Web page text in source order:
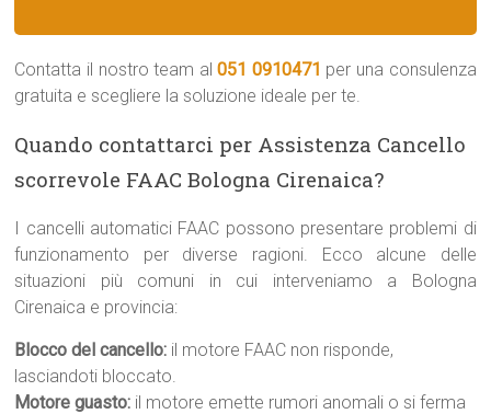
Contatta il nostro team al051 0910471 per una consulenza
gratuita e scegliere la soluzione ideale per te.
Quando contattarci per Assistenza Cancello
scorrevole FAAC Bologna Cirenaica?
I cancelli automatici FAAC possono presentare problemi di
funzionamento per diverse ragioni. Ecco alcune delle
situazioni più comuni in cui interveniamo a Bologna
Cirenaica e provincia:
Blocco del cancello: il motore FAAC non risponde,
lasciandoti bloccato.
Motore guasto: il motore emette rumori anomali o si ferma